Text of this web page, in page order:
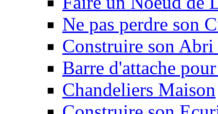
Ne pas perdre son
Construire son
Barre d'attache
Chandeliers Maison